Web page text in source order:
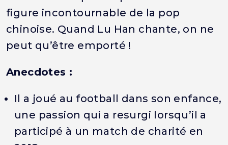
figure incontournable de la pop
chinoise. Quand Lu Han chante, on ne
peut qu’être emporté !
Anecdotes :
Il a joué au football dans son enfance,
une passion qui a resurgi lorsqu’il a
participé à un match de charité en